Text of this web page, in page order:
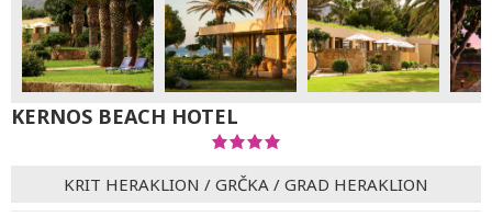
KERNOS BEACH HOTEL
KRIT HERAKLION / GRČKA / GRAD HERAKLION